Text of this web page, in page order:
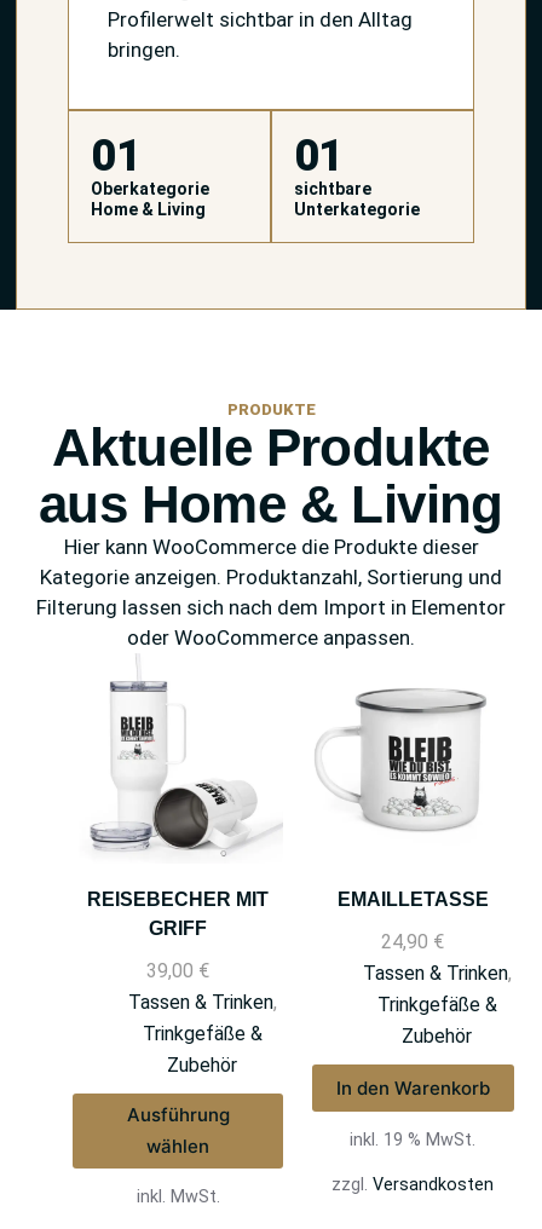
Profilerwelt sichtbar in den Alltag
bringen.
01
Oberkategorie
Home & Living
01
sichtbare
Unterkategorie
PRODUKTE
Aktuelle Produkte
aus Home & Living
Hier kann WooCommerce die Produkte dieser
Kategorie anzeigen. Produktanzahl, Sortierung und
Filterung lassen sich nach dem Import in Elementor
oder WooCommerce anpassen.
REISEBECHER MIT
GRIFF
39,00 €
Tassen & Trinken,
Trinkgefäße &
Zubehör
Ausführung
wählen
inkl. MwSt.
EMAILLETASSE
24,90 €
Tassen & Trinken,
Trinkgefäße &
Zubehör
In den Warenkorb
inkl. 19 % MwSt.
zzgl. Versandkosten